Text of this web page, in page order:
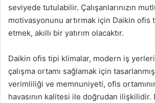
seviyede tutulabilir. Çalışanlarınızın
motivasyonunu artırmak için Daikin ofis
etmek, akıllı bir yatırım olacaktır.
Daikin ofis tipi klimalar, modern iş
çalışma ortamı sağlamak için
verimliliği ve memnuniyeti, ofis ortamının
havasının kalitesi ile doğrudan ilişkilidir.